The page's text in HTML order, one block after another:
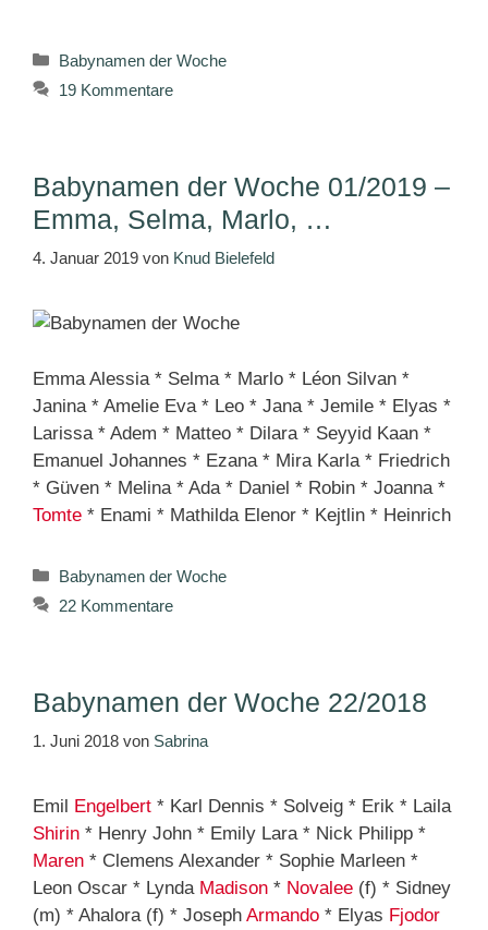
Kategorien
Babynamen der Woche
19 Kommentare
Babynamen der Woche 01/2019 –
Emma, Selma, Marlo, …
4. Januar 2019 von Knud Bielefeld
Emma Alessia * Selma * Marlo * Léon Silvan *
Janina * Amelie Eva * Leo * Jana * Jemile * Elyas *
Larissa * Adem * Matteo * Dilara * Seyyid Kaan *
Emanuel Johannes * Ezana * Mira Karla * Friedrich
* Güven * Melina * Ada * Daniel * Robin * Joanna *
Tomte * Enami * Mathilda Elenor * Kejtlin * Heinrich
Kategorien
Babynamen der Woche
22 Kommentare
Babynamen der Woche 22/2018
1. Juni 2018 von Sabrina
Emil Engelbert * Karl Dennis * Solveig * Erik * Laila
Shirin * Henry John * Emily Lara * Nick Philipp *
Maren * Clemens Alexander * Sophie Marleen *
Leon Oscar * Lynda Madison * Novalee (f) * Sidney
(m) * Ahalora (f) * Joseph Armando * Elyas Fjodor